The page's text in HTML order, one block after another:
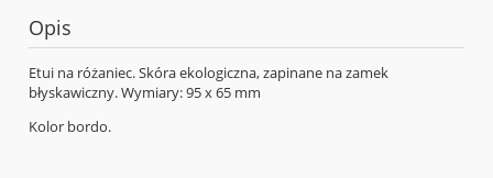
Opis
Etui na różaniec. Skóra ekologiczna, zapinane na zamek
błyskawiczny. Wymiary: 95 x 65 mm
Kolor bordo.